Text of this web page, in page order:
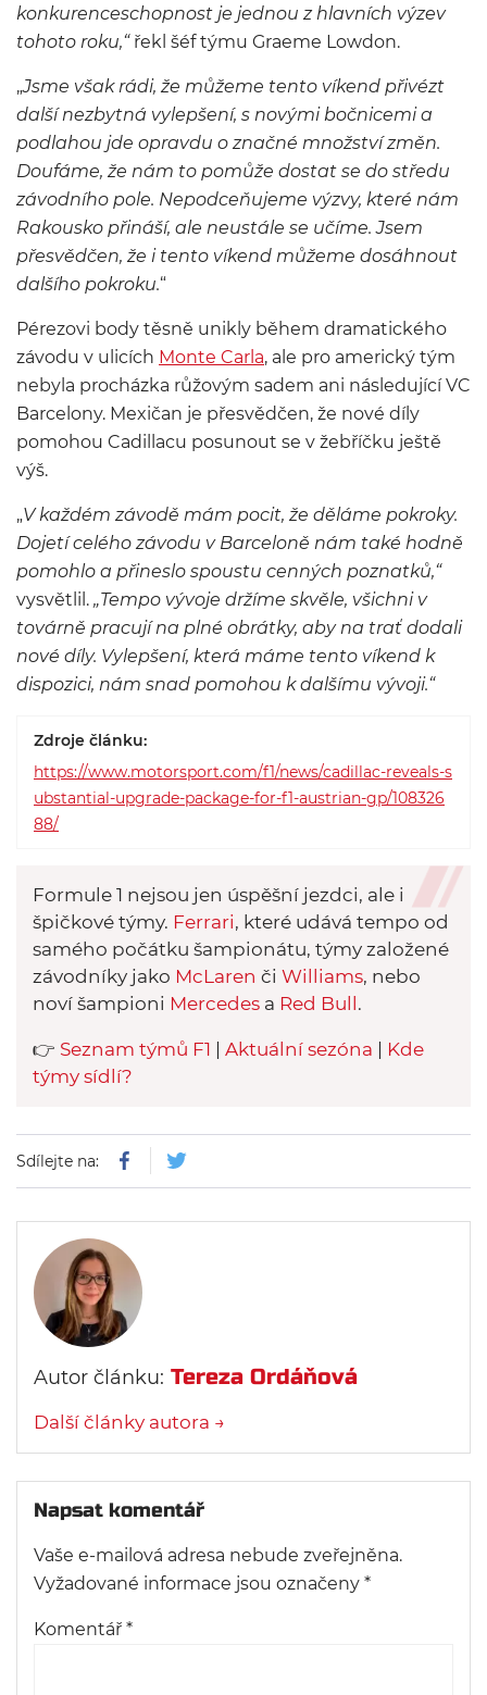
konkurenceschopnost je jednou z hlavních výzev
tohoto roku,“řekl šéf týmu Graeme Lowdon.
„Jsme však rádi, že můžeme tento víkend přivézt
další nezbytná vylepšení, s novými bočnicemi a
podlahou jde opravdu o značné množství změn.
Doufáme, že nám to pomůže dostat se do středu
závodního pole. Nepodceňujeme výzvy, které nám
Rakousko přináší, ale neustále se učíme. Jsem
přesvědčen, že i tento víkend můžeme dosáhnout
dalšího pokroku.“
Pérezovi body těsně unikly během dramatického
závodu v ulicích Monte Carla, ale pro americký tým
nebyla procházka růžovým sadem ani následující VC
Barcelony. Mexičan je přesvědčen, že nové díly
pomohou Cadillacu posunout se v žebříčku ještě
výš.
„V každém závodě mám pocit, že děláme pokroky.
Dojetí celého závodu v Barceloně nám také hodně
pomohlo a přineslo spoustu cenných poznatků,“
vysvětlil. „Tempo vývoje držíme skvěle, všichni v
továrně pracují na plné obrátky, aby na trať dodali
nové díly. Vylepšení, která máme tento víkend k
dispozici, nám snad pomohou k dalšímu vývoji.“
Zdroje článku:
https://www.motorsport.com/f1/news/cadillac-reveals-s
ubstantial-upgrade-package-for-f1-austrian-gp/108326
88/
Formule 1 nejsou jen úspěšní jezdci, ale i
špičkové týmy. Ferrari, které udává tempo od
samého počátku šampionátu, týmy založené
závodníky jako McLaren či Williams, nebo
noví šampioni Mercedes a Red Bull .
👉 Seznam týmů F1 Aktuální sezóna
Kde
týmy sídlí?
Sdílejte na:
Autor článku: Tereza Ordáňová
Další články autora →
Napsat komentář
Vaše e-mailová adresa nebude zveřejněna.
Vyžadované informace jsou označeny *
Komentář *